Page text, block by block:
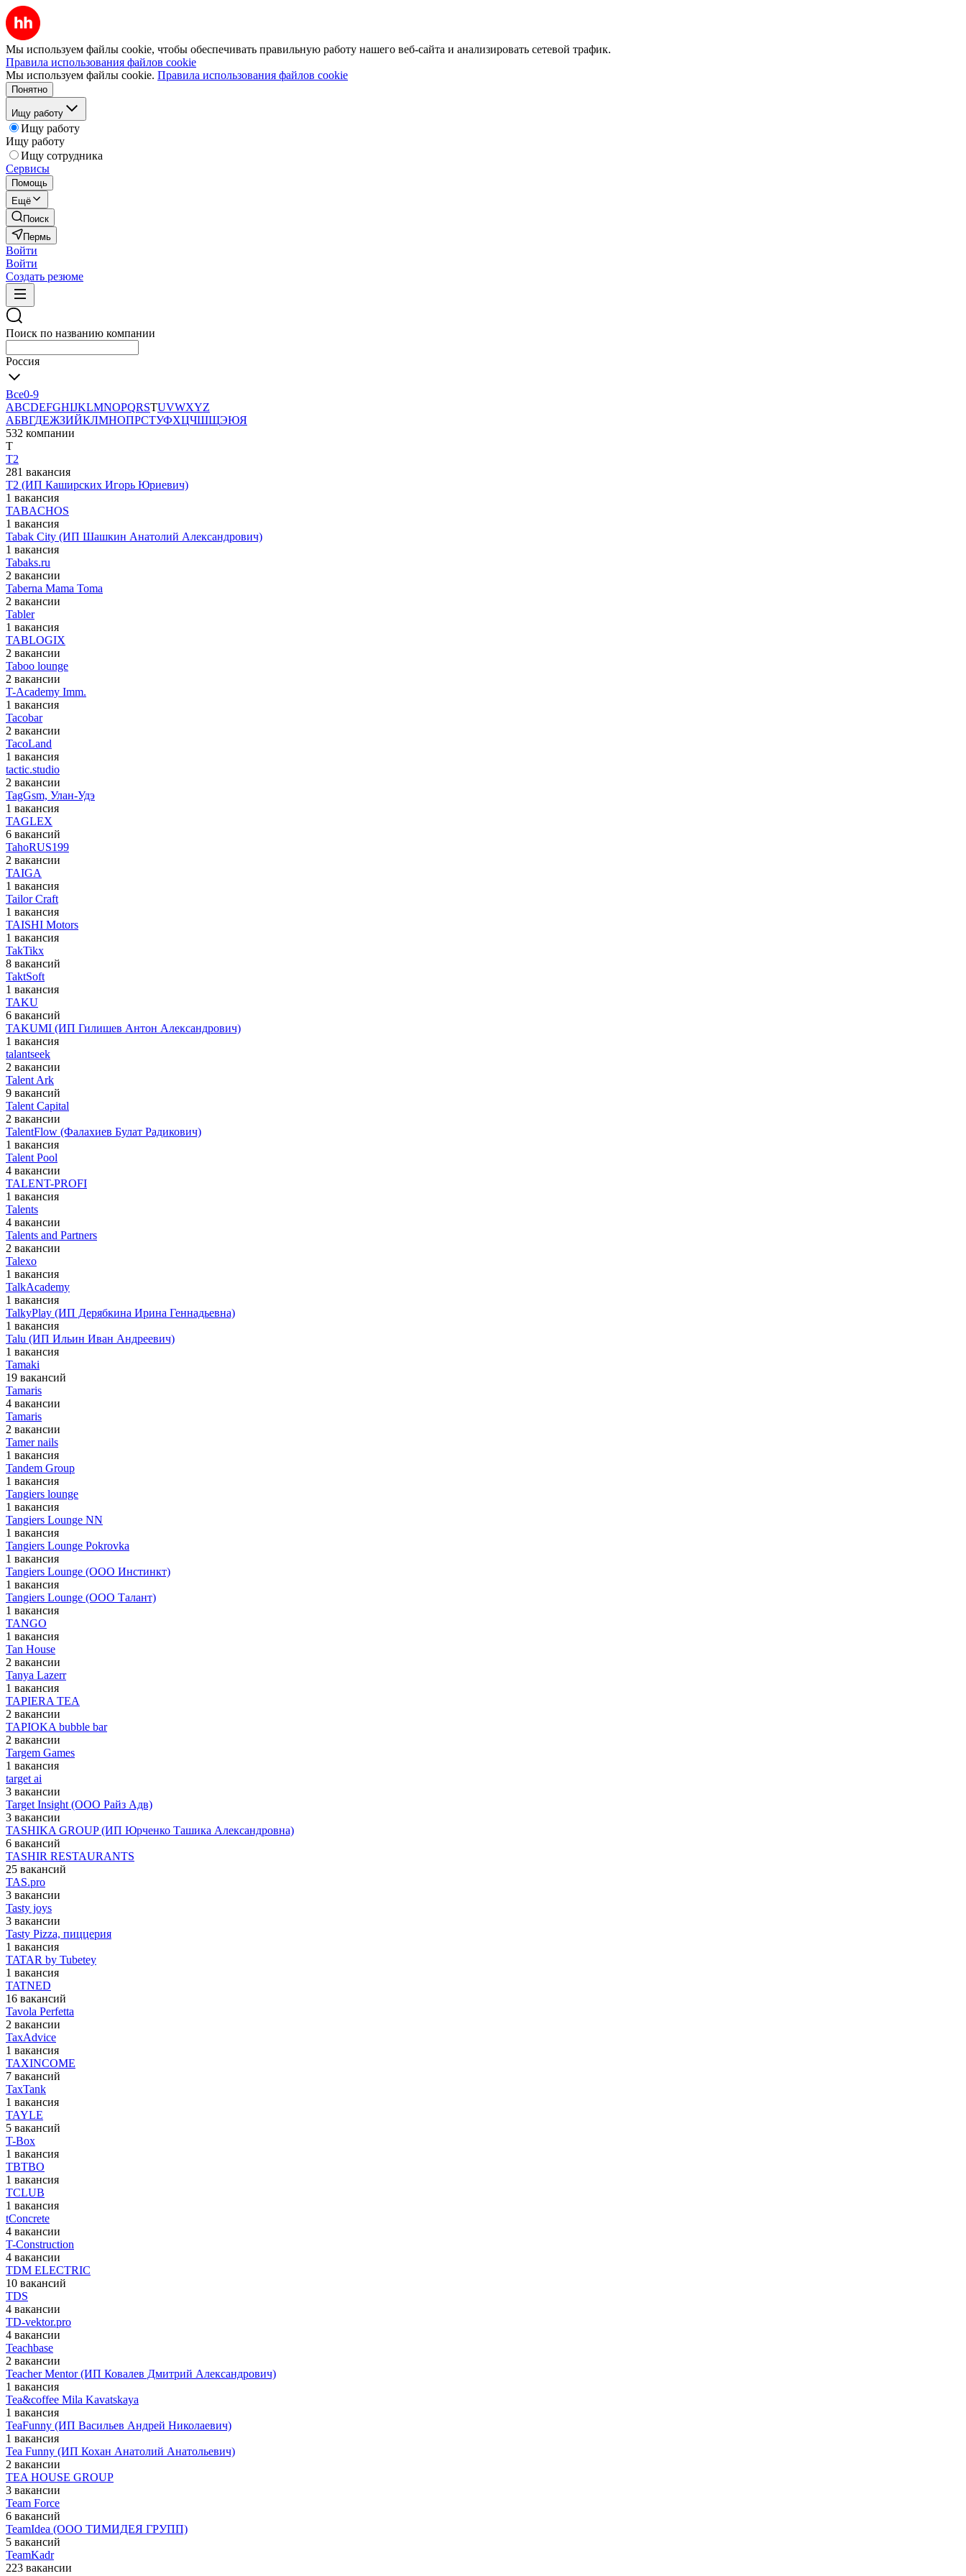
Мы используем файлы cookie, чтобы обеспечивать правильную работу нашего веб-сайта и анализировать сетевой трафик.
Правила использования файлов cookie
Мы используем файлы cookie. Правила использования файлов cookie
Понятно
Ищу работу
Ищу работу
Ищу работу
Ищу сотрудника
Сервисы
Помощь
Ещё
Поиск
Пермь
Войти
Войти
Создать резюме
Поиск по названию компании
Россия
Все0-9
ABCDEFGHIJKLMNOPQRSTUVWXYZ
АБВГДЕЖЗИЙКЛМНОПРСТУФХЦЧШЩЭЮЯ
532 компании
T
T2
281 вакансия
T2 (ИП Каширских Игорь Юриевич)
1 вакансия
TABACHOS
1 вакансия
Tabak City (ИП Шашкин Анатолий Александрович)
1 вакансия
Tabaks.ru
2 вакансии
Taberna Mama Toma
2 вакансии
Tabler
1 вакансия
TABLOGIX
2 вакансии
Taboo lounge
2 вакансии
T-Academy Imm.
1 вакансия
Tacobar
2 вакансии
TacoLand
1 вакансия
tactic.studio
2 вакансии
TagGsm, Улан-Удэ
1 вакансия
TAGLEX
6 вакансий
TahoRUS199
2 вакансии
TAIGA
1 вакансия
Tailor Craft
1 вакансия
TAISHI Motors
1 вакансия
TakTikx
8 вакансий
TaktSoft
1 вакансия
TAKU
6 вакансий
TAKUMI (ИП Гилишев Антон Александрович)
1 вакансия
talantseek
2 вакансии
Talent Ark
9 вакансий
Talent Capital
2 вакансии
TalentFlow (Фалахиев Булат Радикович)
1 вакансия
Talent Pool
4 вакансии
TALENT-PROFI
1 вакансия
Talents
4 вакансии
Talents and Partners
2 вакансии
Talexo
1 вакансия
TalkAcademy
1 вакансия
TalkyPlay (ИП Дерябкина Ирина Геннадьевна)
1 вакансия
Talu (ИП Ильин Иван Андреевич)
1 вакансия
Tamaki
19 вакансий
Tamaris
4 вакансии
Tamaris
2 вакансии
Tamer nails
1 вакансия
Tandem Group
1 вакансия
Tangiers lounge
1 вакансия
Tangiers Lounge NN
1 вакансия
Tangiers Lounge Pokrovka
1 вакансия
Tangiers Lounge (ООО Инстинкт)
1 вакансия
Tangiers Lounge (ООО Талант)
1 вакансия
TANGO
1 вакансия
Tan House
2 вакансии
Tanya Lazerr
1 вакансия
TAPIERA TEA
2 вакансии
TAPIOKA bubble bar
2 вакансии
Targem Games
1 вакансия
target ai
3 вакансии
Target Insight (ООО Райз Адв)
3 вакансии
TASHIKA GROUP (ИП Юрченко Ташика Александровна)
6 вакансий
TASHIR RESTAURANTS
25 вакансий
TAS.pro
3 вакансии
Tasty joys
3 вакансии
Tasty Pizza, пиццерия
1 вакансия
TATAR by Tubetey
1 вакансия
TATNED
16 вакансий
Tavola Perfetta
2 вакансии
TaxAdvice
1 вакансия
TAXINCOME
7 вакансий
TaxTank
1 вакансия
TAYLE
5 вакансий
T-Box
1 вакансия
TBTBO
1 вакансия
TCLUB
1 вакансия
tConcrete
4 вакансии
T-Construction
4 вакансии
TDM ELECTRIC
10 вакансий
TDS
4 вакансии
TD-vektor.pro
4 вакансии
Teachbase
2 вакансии
Teacher Mentor (ИП Ковалев Дмитрий Александрович)
1 вакансия
Tea&coffee Mila Kavatskaya
1 вакансия
TeaFunny (ИП Васильев Андрей Николаевич)
1 вакансия
Tea Funny (ИП Кохан Анатолий Анатольевич)
2 вакансии
TEA HOUSE GROUP
3 вакансии
Team Force
6 вакансий
TeamIdea (ООО ТИМИДЕЯ ГРУПП)
5 вакансий
TeamKadr
223 вакансии